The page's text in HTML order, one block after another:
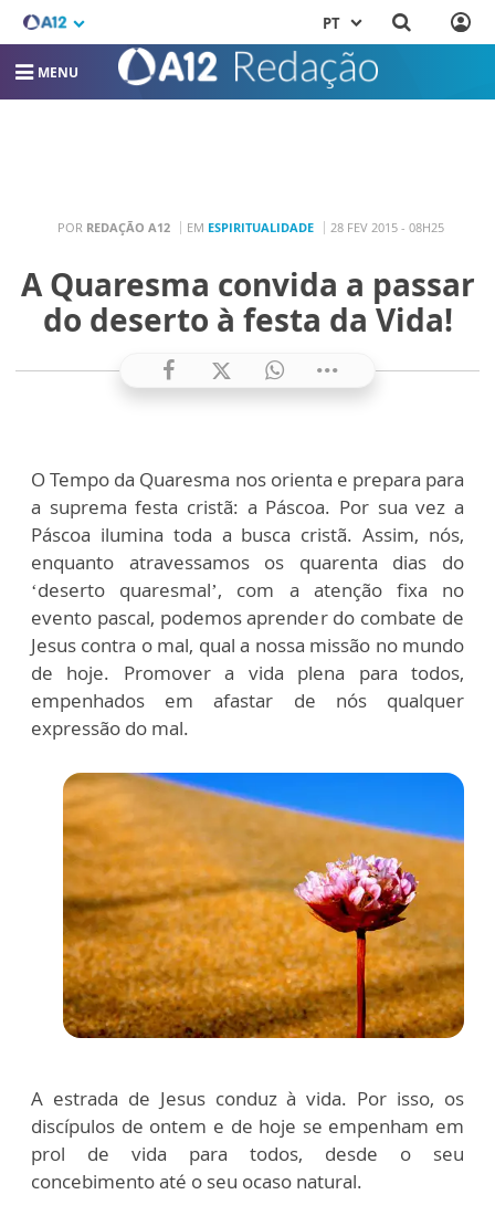
PT
MENU
POR REDAÇÃO A12 EM ESPIRITUALIDADE 28 FEV 2015 - 08H25
A Quaresma convida a passar
do deserto à festa da Vida!
O Tempo da Quaresma nos orienta e prepara para
a suprema festa cristã: a Páscoa. Por sua vez a
Páscoa ilumina toda a busca cristã. Assim, nós,
enquanto atravessamos os quarenta dias do
‘deserto quaresmal’, com a atenção fixa no
evento pascal, podemos aprender do combate de
Jesus contra o mal, qual a nossa missão no mundo
de hoje. Promover a vida plena para todos,
empenhados em afastar de nós qualquer
expressão do mal.
A estrada de Jesus conduz à vida. Por isso, os
discípulos de ontem e de hoje se empenham em
prol de vida para todos, desde o seu
concebimento até o seu ocaso natural.